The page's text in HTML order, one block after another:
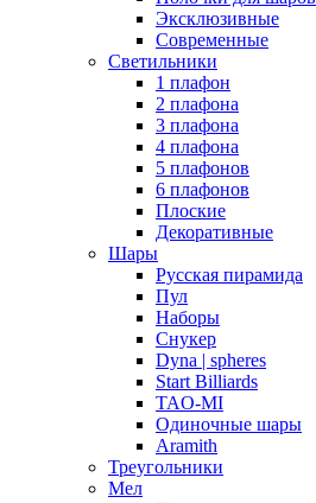
Эксклюзивные
Современные
Светильники
1 плафон
2 плафона
3 плафона
4 плафона
5 плафонов
6 плафонов
Плоские
Декоративные
Шары
Русская пирамида
Пул
Наборы
Снукер
Dyna | spheres
Start Billiards
TAO-MI
Одиночные шары
Aramith
Треугольники
Мел